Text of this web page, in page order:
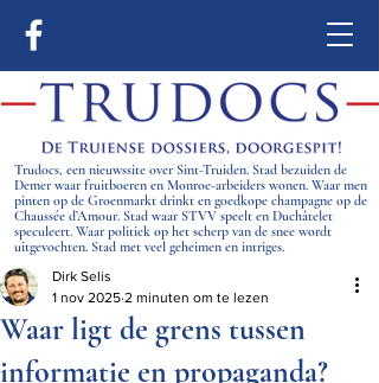
Trudocs, een nieuwssite over Sint-Truiden. Stad bezuiden de
Demer waar fruitboeren en Monroe-arbeiders wonen. Waar men
pinten op de Groenmarkt drinkt en goedkope champagne op de
Chaussée d’Amour. Stad waar STVV speelt en Duchâtelet
speculeert. Waar politiek op het scherp van de snee wordt
uitgevochten. Stad met veel geheimen en intriges.
Waar ligt de grens tussen
informatie en propaganda?
Dirk Selis
1 nov 2025 2 minuten om te lezen